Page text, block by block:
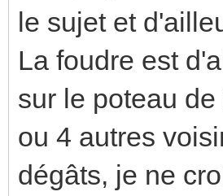
le sujet et
La foudre est
sur le poteau
ou 4 autres
dégâts, je ne